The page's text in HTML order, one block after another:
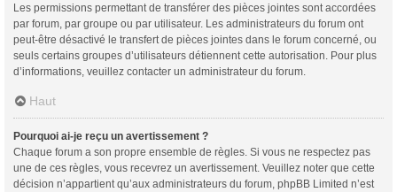
Les permissions permettant de transférer des pièces jointes sont accordées
par forum, par groupe ou par utilisateur. Les administrateurs du forum ont
peut-être désactivé le transfert de pièces jointes dans le forum concerné, ou
seuls certains groupes d’utilisateurs détiennent cette autorisation. Pour plus
d’informations, veuillez contacter un administrateur du forum.
Haut
Pourquoi ai-je reçu un avertissement ?
Chaque forum a son propre ensemble de règles. Si vous ne respectez pas
une de ces règles, vous recevrez un avertissement. Veuillez noter que cette
décision n’appartient qu’aux administrateurs du forum, phpBB Limited n’est